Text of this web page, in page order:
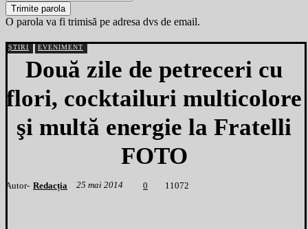
O parola va fi trimisă pe adresa dvs de email.
ȘTIRI EVENIMENT
Două zile de petreceri cu
flori, cocktailuri multicolore
şi multă energie la Fratelli
FOTO
Autor- Redacția 25 mai 2014 0 1 1072